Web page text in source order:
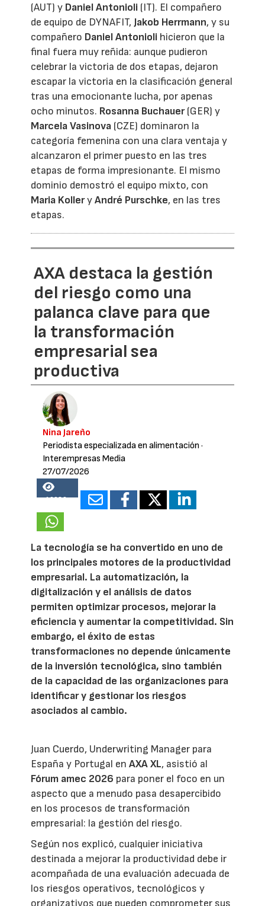
(AUT) y Daniel Antonioli (IT). El compañero
de equipo de DYNAFIT, Jakob Herrmann, y su
compañero Daniel Antonioli hicieron que la
final fuera muy reñida: aunque pudieron
celebrar la victoria de dos etapas, dejaron
escapar la victoria en la clasificación general
tras una emocionante lucha, por apenas
ocho minutos. Rosanna Buchauer(GER) y
Marcela Vasinova (CZE) dominaron la
categoría femenina con una clara ventaja y
alcanzaron el primer puesto en las tres
etapas de forma impresionante. El mismo
dominio demostró el equipo mixto, con
Maria KolleryAndré Purschke, en las tres
etapas.
AXA destaca la gestión
del riesgo como una
palanca clave para que
la transformación
empresarial sea
productiva
Nina Jareño
Periodista especializada en alimentación ·
Interempresas Media
27/07/2026
16989
La tecnología se ha convertido en uno de
los principales motores de la productividad
empresarial. La automatización, la
digitalización y el análisis de datos
permiten optimizar procesos, mejorar la
eficiencia y aumentar la competitividad. Sin
embargo, el éxito de estas
transformaciones no depende únicamente
de la inversión tecnológica, sino también
de la capacidad de las organizaciones para
identificar y gestionar los riesgos
asociados al cambio.
Juan Cuerdo, Underwriting Manager para
España y Portugal enAXA XL, asistió al
Fórum amec 2026 para poner el foco en un
aspecto que a menudo pasa desapercibido
en los procesos de transformación
empresarial: la gestión del riesgo.
Según nos explicó, cualquier iniciativa
destinada a mejorar la productividad debe ir
acompañada de una evaluación adecuada de
los riesgos operativos, tecnológicos y
organizativos que pueden comprometer sus